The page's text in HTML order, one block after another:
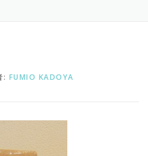
: FUMIO KADOYA